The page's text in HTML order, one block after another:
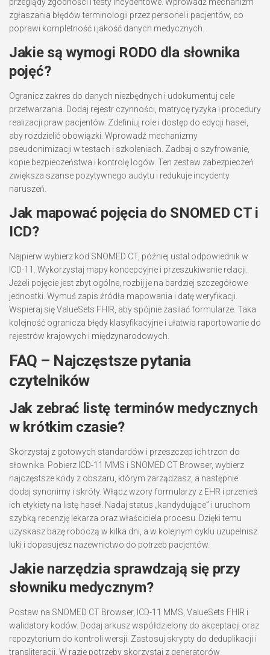
zgłaszania błędów terminologii przez personel i pacjentów, co
poprawi kompletność i jakość danych medycznych.
Jakie są wymogi RODO dla słownika
pojęć?
Ogranicz zakres do danych niezbędnych i udokumentuj cele
przetwarzania. Dodaj rejestr czynności, matrycę ryzyka i procedury
realizacji praw pacjentów. Zdefiniuj role i dostęp do edycji haseł,
aby rozdzielić obowiązki. Wprowadź mechanizmy
pseudonimizacji w testach i szkoleniach. Zadbaj o szyfrowanie,
kopie bezpieczeństwa i kontrolę logów. Ten zestaw zabezpieczeń
zwiększa szanse pozytywnego audytu i redukuje incydenty
naruszeń.
Jak mapować pojęcia do SNOMED CT i
ICD?
Najpierw wybierz kod SNOMED CT, później ustal odpowiednik w
ICD-11. Wykorzystaj mapy koncepcyjne i przeszukiwanie relacji.
Jeżeli pojęcie jest zbyt ogólne, rozbij je na bardziej szczegółowe
jednostki. Wymuś zapis źródła mapowania i datę weryfikacji.
Wspieraj się ValueSets FHIR, aby spójnie zasilać formularze. Taka
kolejność ogranicza błędy klasyfikacyjne i ułatwia raportowanie do
rejestrów krajowych i międzynarodowych.
FAQ – Najczęstsze pytania
czytelników
Jak zebrać listę terminów medycznych
w krótkim czasie?
Skorzystaj z gotowych standardów i przeszczep ich trzon do
słownika. Pobierz ICD-11 MMS i SNOMED CT Browser, wybierz
najczęstsze kody z obszaru, którym zarządzasz, a następnie
dodaj synonimy i skróty. Włącz wzory formularzy z EHR i przenieś
ich etykiety na listę haseł. Nadaj status „kandydujące” i uruchom
szybką recenzję lekarza oraz właściciela procesu. Dzięki temu
uzyskasz bazę roboczą w kilka dni, a w kolejnym cyklu uzupełnisz
luki i dopasujesz nazewnictwo do potrzeb pacjentów.
Jakie narzędzia sprawdzają się przy
słowniku medycznym?
Postaw na SNOMED CT Browser, ICD-11 MMS, ValueSets FHIR i
walidatory kodów. Dodaj arkusz współdzielony do akceptacji oraz
repozytorium do kontroli wersji. Zastosuj skrypty do deduplikacji i
transliteracji. W razie potrzeby skorzystaj z generatorów